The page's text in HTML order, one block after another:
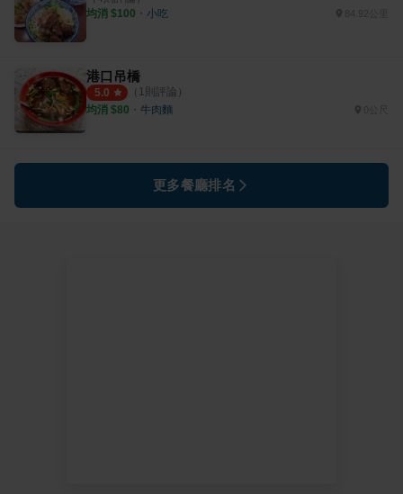
均消 $100 ・ 小吃 84.92公里
港口吊橋
5.0 （ 1 則評論）
均消 $80 ・ 牛肉麵
更多餐廳排名